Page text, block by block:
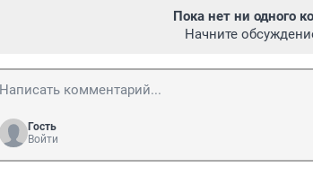
Пока нет ни одного
Начните
Гость
Войти